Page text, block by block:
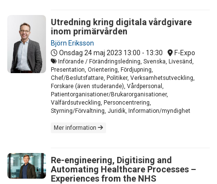
Utredning kring digitala vårdgivare
inom primärvården
Björn Eriksson
Onsdag 24 maj 2023 13:00 - 13:30 F-Expo
Införande / Förändringsledning, Svenska, Livesänd,
Presentation, Orientering, Fördjupning,
Chef/Beslutsfattare, Politiker, Verksamhetsutveckling,
Forskare (även studerande), Vårdpersonal,
Patientorganisationer/Brukarorganisationer,
Välfärdsutveckling, Personcentrering,
Styrning/Förvaltning, Juridik, Information/myndighet
Mer information
Re-engineering, Digitising and
Automating Healthcare Processes –
Experiences from the NHS